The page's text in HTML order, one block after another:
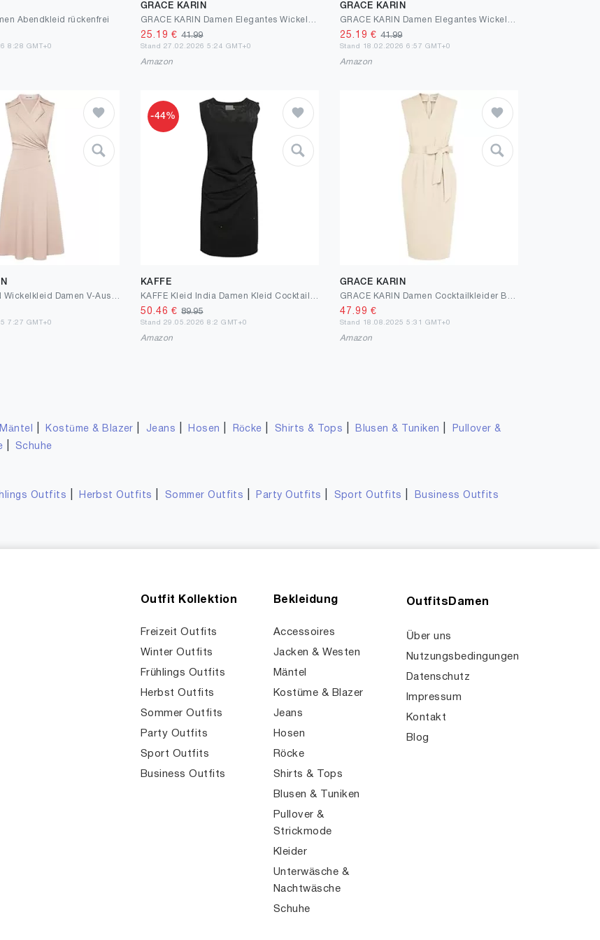
Abendkleid rückenfrei
8:28 GMT+0
GRACE KARIN
25.19 €41.99
Stand 27.02.2026 5:24 GMT+0
Amazon
GRACE KARIN
25.19 €41.99
Stand 18.02.2026 6:57 GMT+0
Amazon
7:27 GMT+0
-44%
KAFFE
50.46 €89.95
Stand 29.05.2026 8:2 GMT+0
Amazon
GRACE KARIN
47.99 €
Stand 18.08.2025 5:31 GMT+0
Amazon
Mäntel Kostüme & Blazer Jeans Hosen Röcke Shirts & Tops Blusen & Tuniken
Pullover &
Schuhe
Outfits Herbst Outfits Sommer Outfits Party Outfits Sport Outfits Business Outfits
Outfit Kollektion
Freizeit Outfits
Winter Outfits
Frühlings Outfits
Herbst Outfits
Sommer Outfits
Party Outfits
Sport Outfits
Business Outfits
Bekleidung
Accessoires
Jacken & Westen
Mäntel
Kostüme & Blazer
Jeans
Hosen
Röcke
Shirts & Tops
Blusen & Tuniken
Pullover &
Strickmode
Kleider
Unterwäsche &
Nachtwäsche
Schuhe
OutfitsDamen
Über uns
Nutzungsbedingungen
Datenschutz
Impressum
Kontakt
Blog